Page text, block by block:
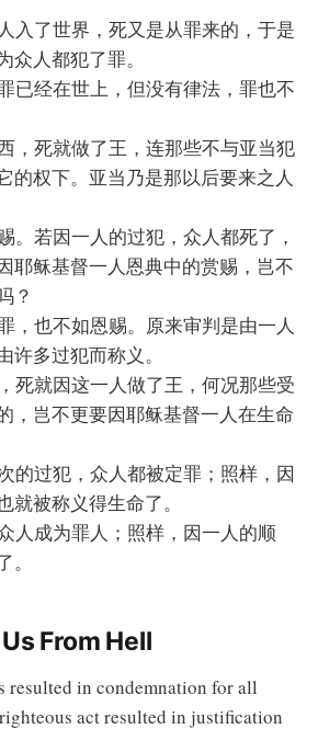
入了世界，死又是从罪来的，于是
众人都犯了罪。
已经在世上，但没有律法，罪也不
，死就做了王，连那些不与亚当犯
的权下。亚当乃是那以后要来之人
。若因一人的过犯，众人都死了，
耶稣基督一人恩典中的赏赐，岂不
？
，也不如恩赐。原来审判是由一人
许多过犯而称义。
死就因这一人做了王，何况那些受
，岂不更要因耶稣基督一人在生命
的过犯，众人都被定罪；照样，因
就被称义得生命了。
人成为罪人；照样，因一人的顺
From Hell
resulted in condemnation for all
act resulted in justification